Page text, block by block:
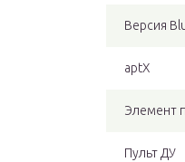
Версия
aptX
Элемент
Пульт ДУ